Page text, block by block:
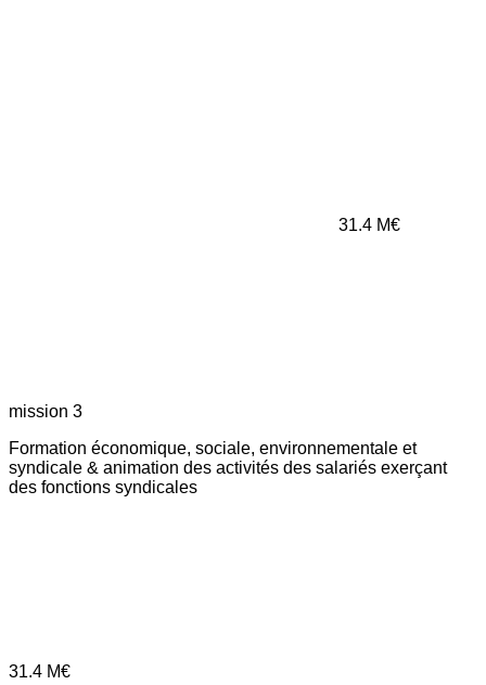
31.4 M€
mission 3
Formation économique, sociale, environnementale et
syndicale & animation des activités des salariés exerçant
des fonctions syndicales
31.4 M€